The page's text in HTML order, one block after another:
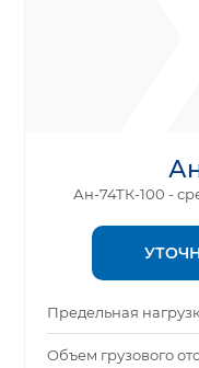
Ан-74ТК-100 -
Предельная
Объем грузового